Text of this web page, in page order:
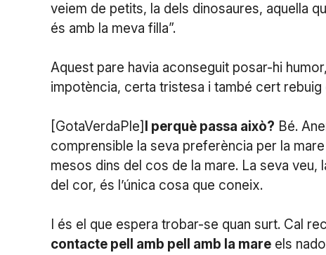
veiem de petits, la dels dinosaures, aquella
és amb la meva filla”.
Aquest pare havia aconseguit posar-hi
impotència, certa tristesa i també cert rebuig
[GotaVerdaPle] I perquè passa això? Bé.
comprensible la seva preferència per la
mesos dins del cos de la mare. La seva veu,
del cor, és l’única cosa que coneix.
I és el que espera trobar-se quan surt. Cal
contacte pell amb pell amb la mare els